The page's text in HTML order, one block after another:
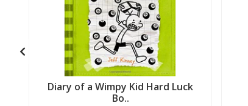
Diary of a Wimpy Kid Hard Luck
Bo..